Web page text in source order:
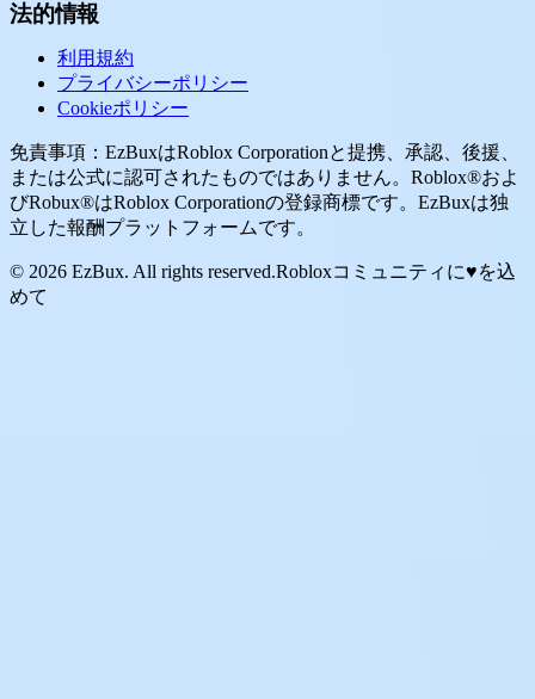
法的情報
利用規約
プライバシーポリシー
Cookieポリシー
免責事項：EzBuxはRoblox Corporationと提携、承認、後援、
または公式に認可されたものではありません。Roblox®およ
びRobux®はRoblox Corporationの登録商標です。EzBuxは独
立した報酬プラットフォームです。
© 2026 EzBux. All rights reserved.Robloxコミュニティに♥を込
めて